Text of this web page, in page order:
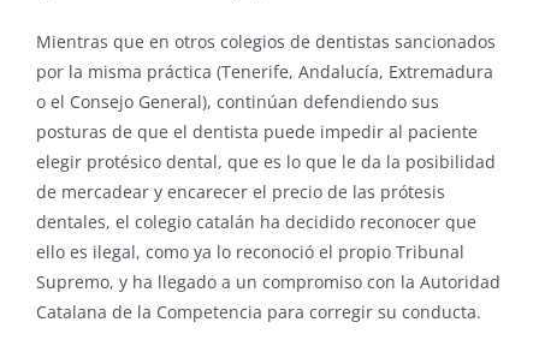
Mientras que en otros colegios de dentistas sancionados
por la misma práctica (Tenerife, Andalucía, Extremadura
o el Consejo General), continúan defendiendo sus
posturas de que el dentista puede impedir al paciente
elegir protésico dental, que es lo que le da la posibilidad
de mercadear y encarecer el precio de las prótesis
dentales, el colegio catalán ha decidido reconocer que
ello es ilegal, como ya lo reconoció el propio Tribunal
Supremo, y ha llegado a un compromiso con la Autoridad
Catalana de la Competencia para corregir su conducta.